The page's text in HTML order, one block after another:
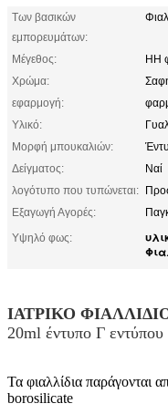
Των βασικών
εμπορευμάτων:
Μέγεθος:
HH
Χρώμα:
εφαρμογή:
Υλικό:
Μορφή μπουκαλιών:
Δείγματος:
Ναί
λογότυπο που τυπώνεται:
Εξαγωγή Αγορές:
Υψηλό φως:
ΙΑΤΡΙΚΟ
20ml έντυπο Γ
Τα φιαλλίδια παράγονται
borosilicate